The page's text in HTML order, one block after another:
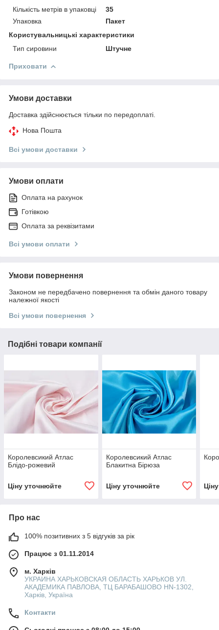
Кількість метрів в упаковці
35
Упаковка
Пакет
Користувальницькі характеристики
Тип сировини
Штучне
Приховати
Умови доставки
Доставка здійснюється тільки по передоплаті.
Нова Пошта
Всі умови доставки
Умови оплати
Оплата на рахунок
Готівкою
Оплата за реквізитами
Всі умови оплати
Умови повернення
Законом не передбачено повернення та обмін даного товару
належної якості
Всі умови повернення
Подібні товари компанії
Королевсикий Атлас
Блідо-рожевий
Ціну уточнюйте
Королевсикий Атлас
Блакитна Бірюза
Ціну уточнюйте
Про нас
100% позитивних з 5 відгуків за рік
Працює з 01.11.2014
м. Харків
УКРАИНА ХАРЬКОВСКАЯ ОБЛАСТЬ ХАРЬКОВ УЛ.
АКАДЕМИКА ПАВЛОВА, ТЦ БАРАБАШОВО HN-1302,
Харків, Україна
Контакти